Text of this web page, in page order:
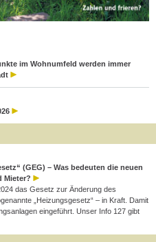
im Wohnumfeld werden immer
(GEG) – Was bedeuten die neuen
Mieter?
das Gesetz zur Änderung des
„Heizungsgesetz“ – in Kraft. Damit
eingeführt. Unser Info 127 gibt